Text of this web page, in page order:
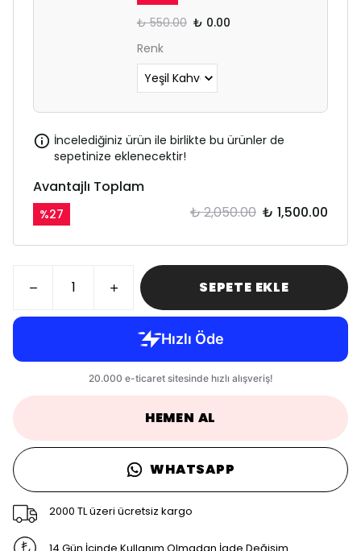
₺ 550.00 ₺ 0.00
Renk
İncelediğiniz ürün ile birlikte bu ürünler de
sepetinize eklenecektir!
Avantajlı Toplam
%27 ₺ 2,050.00 ₺ 1,500.00
SEPETE EKLE
HEMEN AL
WHATSAPP
2000 TL üzeri ücretsiz kargo
14 Gün İçinde Kullanım Olmadan İade Değişim